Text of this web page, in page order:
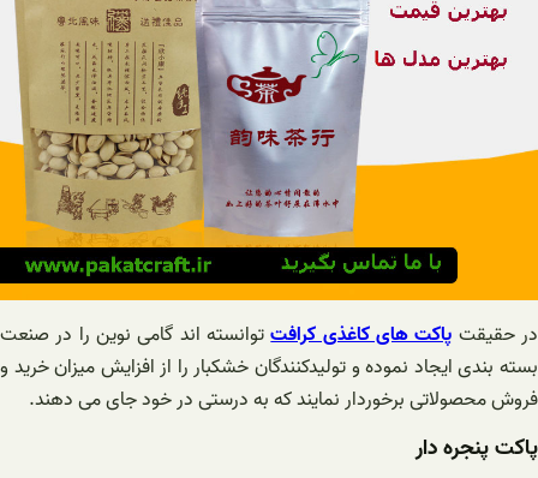
در حقیقت پاکت های کاغذی کرافتتوانسته اند گامی نوین را در صنعت
بسته بندی ایجاد نموده و تولیدکنندگان خشکبار را از افزایش میزان خرید و
فروش محصولاتی برخوردار نمایند که به درستی در خود جای می دهند.
پاکت پنجره دار